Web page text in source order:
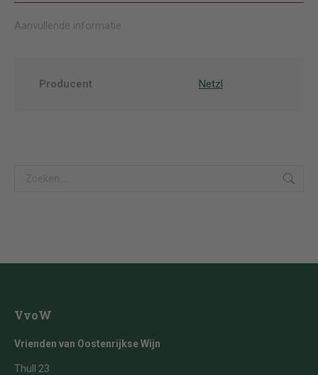
Aanvullende informatie
Producent Netzl
VvoW
Vrienden van Oostenrijkse Wijn
Thull 23